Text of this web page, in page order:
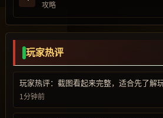
攻略
玩家热评
玩家热评：截图看起来完整，适合先了解
1分钟前